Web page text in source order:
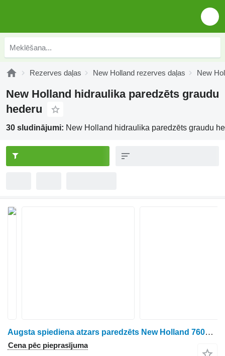
Rezerves daļas New Holland rezerves daļas New
New Holland hidraulika paredzēts graudu
hederu
30 sludinājumi: New Holland hidraulika paredzēts graudu
Augsta spiediena atzars paredzēts New Holland 760CG graudu hedera
Cena pēc pieprasījuma